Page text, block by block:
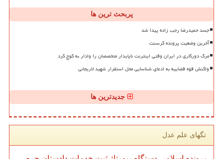
پربحث ترین ها
جسد حمیدرضا رجب زاده پیدا شد
آخرین وضعیت پرونده کرسنت
مرگ دورکاری در ایران وقتی اینترنت ناپایدار متخصصان را وادار به کوچ کرد
واکنش قوه قضاییه به ادعای شناسایی محل استقرار شهید لاریجانی
جدیدترین ها
تگهای علم عدل